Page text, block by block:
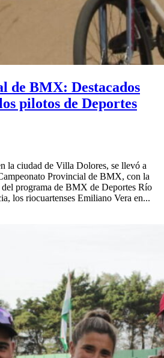
de BMX: Destacados
pilotos de Deportes
la ciudad de Villa Dolores, se llevó a
Provincial de BMX, con la
programa de BMX de Deportes Río
los riocuartenses Emiliano Vera en...